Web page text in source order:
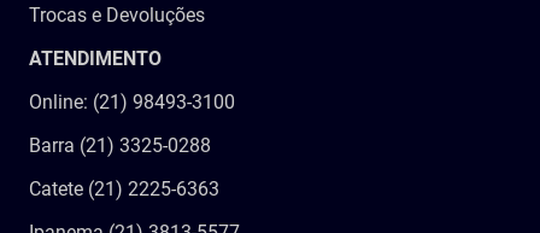
Trocas e Devoluções
ATENDIMENTO
Online: (21) 98493-3100
Barra (21) 3325-0288
Catete (21) 2225-6363